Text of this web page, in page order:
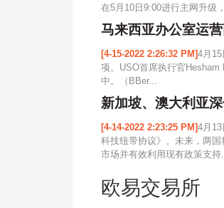
在5月10日9:00进行主网升级
马来西亚办公室运
[4-15-2022 2:26:32 PM]4月
项。USO首席执行官
中。（BBer...
新加坡、澳大利亚
[4-14-2022 2:23:25 PM]4月
科技纽带协议》。未来，两
市场并有效利用现有政策支持
欧易交易所